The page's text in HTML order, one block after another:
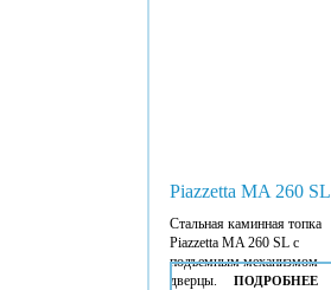
Piazzetta MA 260 SL
Стальная каминная топка
Piazzetta MA 260 SL с
подъемным механизмом
дверцы.
ПОДРОБНЕЕ